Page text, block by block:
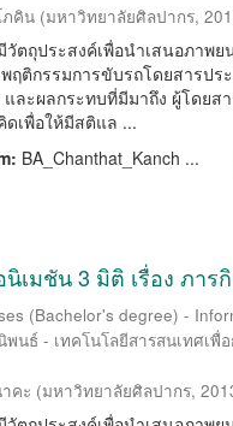
คิน (มหาวิทยาลัยศิลปากร,
ตถุประสงค์เพื่อนำเสนอภาพ
ฤติกรรมการขับรถโดยสารปร
ละผลกระทบที่มีมาถึง ผู้โดยส
เพื่อให้มีสติแล ...
BA_Chanthat_Kanch ...
เมชัน 3 มิติ เรื่อง ภาร
(Bachelor's degree) -
นธ์ - เทคโนโลยีสารสนเทศเพื่
คะ (มหาวิทยาลัยศิลปากร,